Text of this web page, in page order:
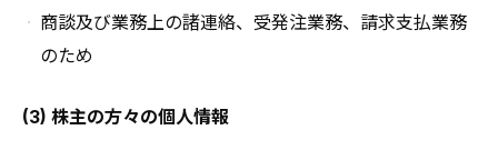
商談及び業務上の諸連絡、受発注業務、請求支払業務
のため
(3) 株主の方々の個人情報